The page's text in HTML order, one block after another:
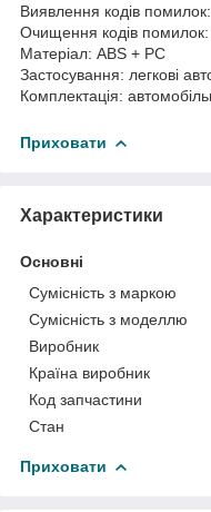
Виявлення кодів
Очищення кодів помилок:
Матеріал: ABS + PC
Застосування: легкові
Комплектація:
Приховати
Характеристики
Основні
Сумісність з маркою
Сумісність з моделлю
Виробник
Країна виробник
Код запчастини
Стан
Приховати